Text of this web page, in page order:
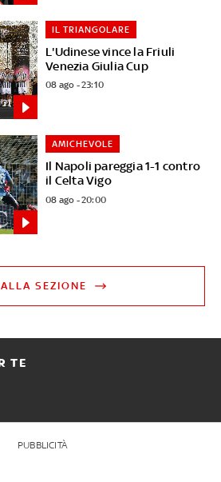
L'Udinese vince la Friuli
Venezia Giulia Cup
IL TRIANGOLARE
08 ago - 23:10
Il Napoli pareggia 1-1 contro
il Celta Vigo
AMICHEVOLE
08 ago - 20:00
SEZIONE
TE
PUBBLICITÀ